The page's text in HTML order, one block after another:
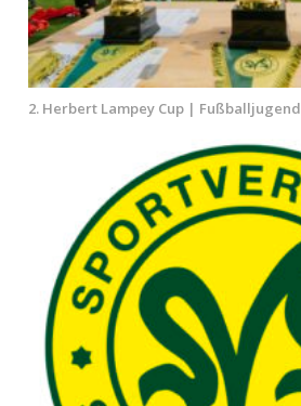
2. Herbert Lampey Cup | Fußballjugend